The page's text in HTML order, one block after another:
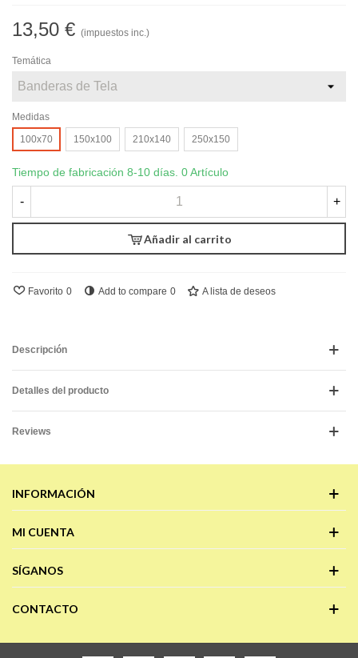
13,50 € (impuestos inc.)
Temática
Medidas
100x70
150x100 210x140 250x150
Tiempo de fabricación 8-10 días. 0 Artículo
- +
Añadir al carrito
Favorito 0 Add to compare 0 A lista de deseos
Descripción
Detalles del producto
Reviews
INFORMACIÓN
MI CUENTA
SÍGANOS
CONTACTO